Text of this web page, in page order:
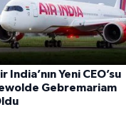
India’nın Yeni CEO’su
Gebremariam